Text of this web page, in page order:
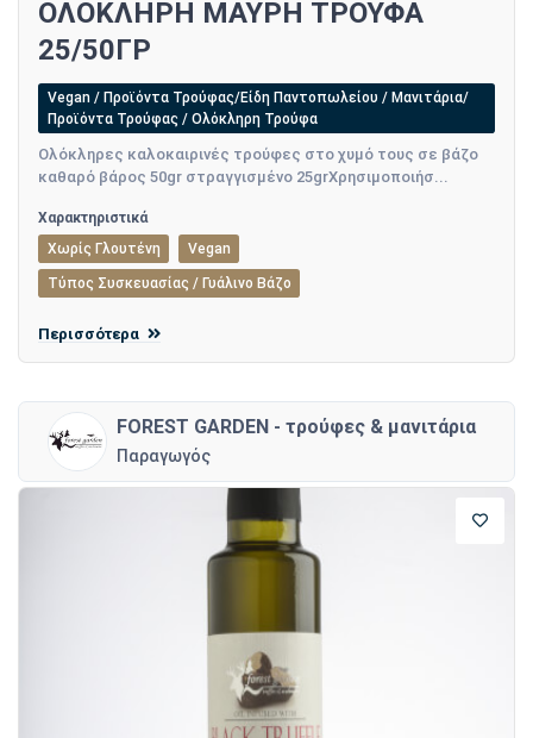
ΟΛΟΚΛΗΡΗ ΜΑΥΡΗ ΤΡΟΥΦΑ
25/50ΓΡ
Vegan / Προϊόντα Τρούφας/Είδη Παντοπωλείου / Μανιτάρια/
Προϊόντα Τρούφας / Ολόκληρη Τρούφα
Ολόκληρες καλοκαιρινές τρούφες στο χυμό τους σε βάζο
καθαρό βάρος 50gr στραγγισμένο 25grΧρησιμοποιήσ...
Χαρακτηριστικά
Χωρίς Γλουτένη
Vegan
Τύπος Συσκευασίας / Γυάλινο Βάζο
Περισσότερα
FOREST GARDEN - τρούφες & μανιτάρια
Παραγωγός